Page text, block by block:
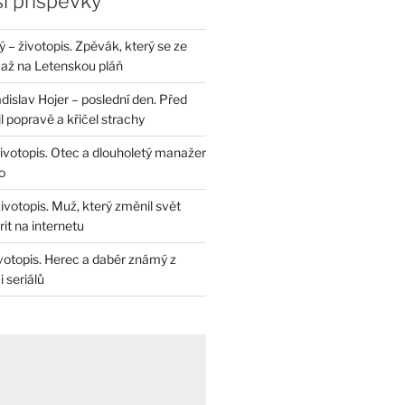
– životopis. Zpěvák, který se ze
na Letenskou pláň
Hojer – poslední den. Před
popravě a křičel strachy
Otec a dlouholetý manažer
Muž, který změnil svět
na internetu
Herec a dabér známý z
seriálů